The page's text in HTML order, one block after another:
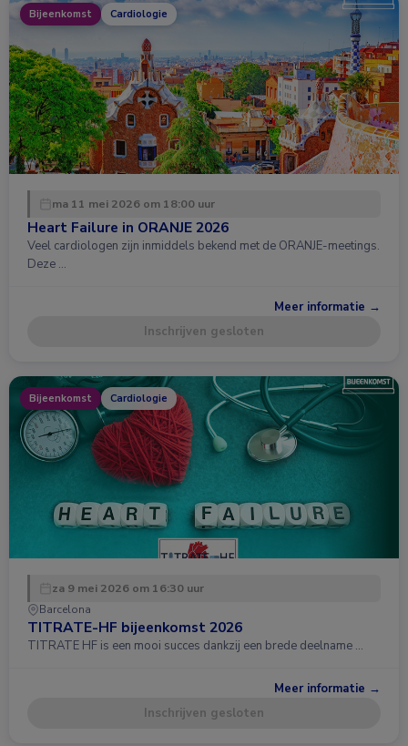
Bijeenkomst Cardiologie
ma 11 mei 2026 om 18:00 uur
Heart Failure in ORANJE 2026
Veel cardiologen zijn inmiddels bekend met de ORANJE-meetings.
Deze …
Meer informatie →
Inschrijven gesloten
Bijeenkomst Cardiologie
za 9 mei 2026 om 16:30 uur
Barcelona
TITRATE-HF bijeenkomst 2026
TITRATE HF is een mooi succes dankzij een brede deelname …
Meer informatie →
Inschrijven gesloten